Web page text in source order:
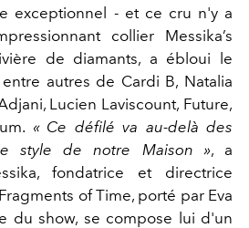
exceptionnel - et ce cru n'y a
collier Messika’s
de diamants, a ébloui le
autres de Cardi B, Natalia
Lucien Laviscount, Future,
« Ce défilé va au-delà des
style de notre Maison », a
, fondatrice et directrice
of Time, porté par Eva
du show, se compose lui d'un